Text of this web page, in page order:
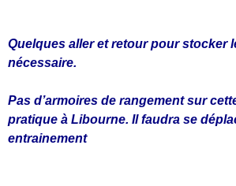
Quelques aller et retour pour stocker
nécessaire.
Pas d’armoires de rangement sur
pratique à Libourne. Il faudra se
entrainement